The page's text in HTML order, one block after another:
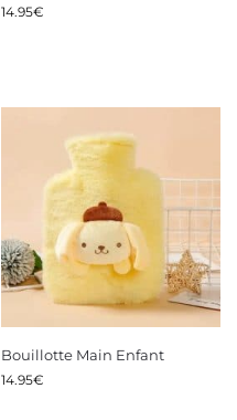
14.95€
Bouillotte Main Enfant
14.95€